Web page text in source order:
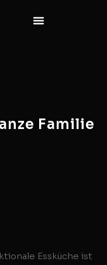
Familie
Essküche ist